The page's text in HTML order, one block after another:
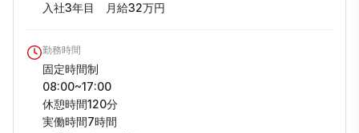
入社3年目　月給32万円
勤務時間
固定時間制
08:00~17:00
休憩時間120分
実働時間7時間